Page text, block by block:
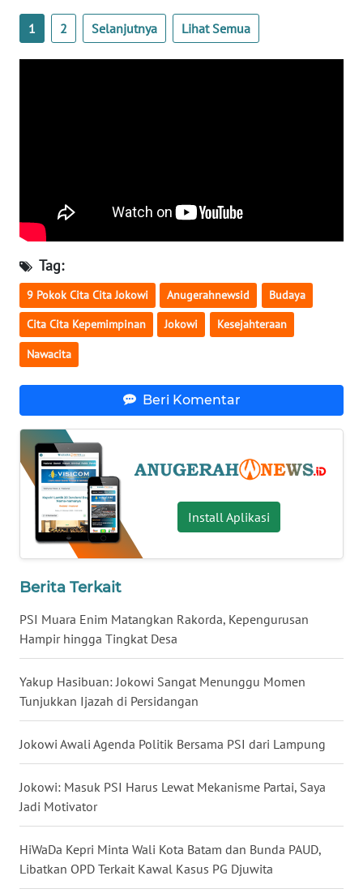
1 2 Selanjutnya Lihat Semua
Tag:
9 Pokok Cita Cita Jokowi Anugerahnewsid Budaya
Cita Cita Kepemimpinan Jokowi Kesejahteraan
Nawacita
Beri Komentar
Install Aplikasi
Berita Terkait
PSI Muara Enim Matangkan Rakorda, Kepengurusan
Hampir hingga Tingkat Desa
Yakup Hasibuan: Jokowi Sangat Menunggu Momen
Tunjukkan Ijazah di Persidangan
Jokowi Awali Agenda Politik Bersama PSI dari Lampung
Jokowi: Masuk PSI Harus Lewat Mekanisme Partai, Saya
Jadi Motivator
HiWaDa Kepri Minta Wali Kota Batam dan Bunda PAUD,
Libatkan OPD Terkait Kawal Kasus PG Djuwita
Informasi
INDEKS
TENTANG
KAMI
PEDOMAN
MEDIA
SIBER
DISCLAIMER
Regional
WN
SUMUT
WN
JAKARTA
WN